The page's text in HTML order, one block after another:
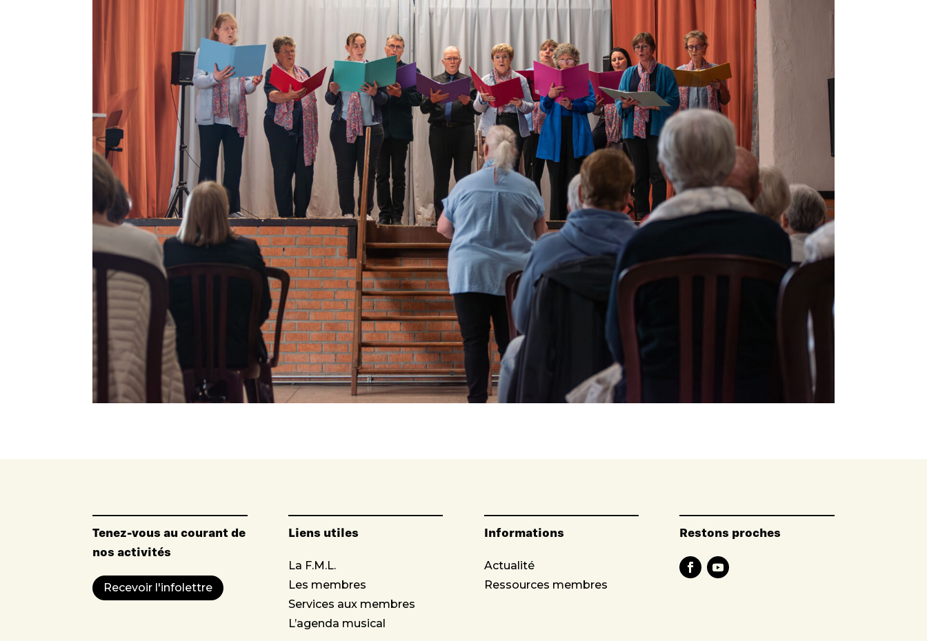
Tenez-vous au courant de
nos activités
Recevoir l'infolettre
Liens utiles
La F.M.L.
Les membres
Services aux membres
L’agenda musical
Informations
Actualité
Ressources membres
Restons proches